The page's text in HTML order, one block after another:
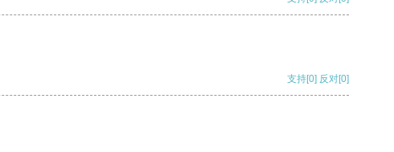
支持[0] 反对[0]